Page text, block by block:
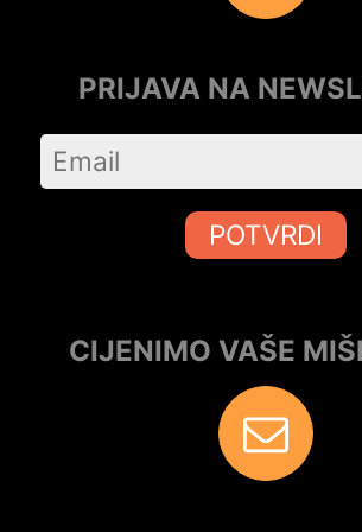
PRIJAVA NA
POTVRDI
CIJENIMO VAŠE